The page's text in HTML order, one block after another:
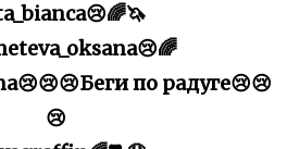
по радуге😢😢
😢